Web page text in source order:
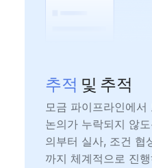
추적 및 추적
모금 파이프라인에서
논의가 누락되지 않
의부터 실사, 조건 협
까지 체계적으로 진